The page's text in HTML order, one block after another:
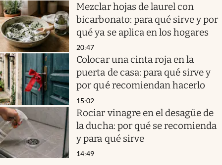
Mezclar hojas de laurel con
bicarbonato: para qué sirve y por
qué ya se aplica en los hogares
20:47
Colocar una cinta roja en la
puerta de casa: para qué sirve y
por qué recomiendan hacerlo
15:02
Rociar vinagre en el desagüe de
la ducha: por qué se recomienda
y para qué sirve
14:49